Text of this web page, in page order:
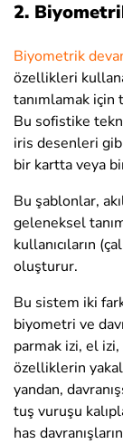
2.
Biyometrik
özellikleri
tanımlamak
Bu sofistike
iris desenleri
bir kartta veya
Bu şablonlar,
geleneksel
kullanıcıların
oluşturur.
Bu sistem iki
biyometri ve
parmak izi, el
özelliklerin
yandan,
tuş vuruşu
has